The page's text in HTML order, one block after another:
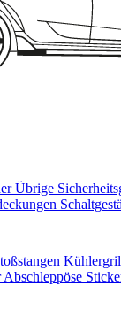
Übrige
Abschleppöse